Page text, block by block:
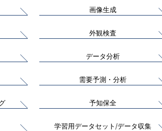
画像生成
外観検査
データ分析
需要予測・分析
予知保全
学習用データセット/データ収集